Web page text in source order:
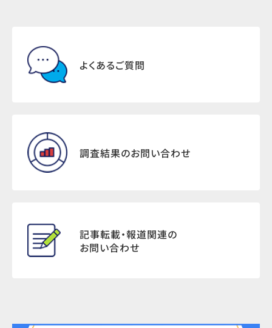
よくあるご質問
調査結果のお問い合わせ
記事転載・報道関連の
お問い合わせ